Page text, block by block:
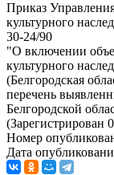
Приказ
культурного
30-24/90
"О включении
культурного
(Белгородская
перечень
Белгородской
(Зарегистрирован
Номер
Дата